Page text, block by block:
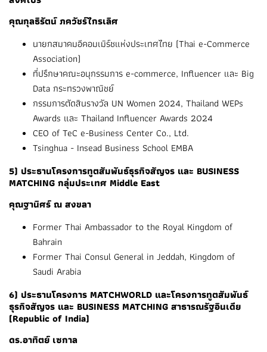
คุณกุลธิรัตน์ ภควัชร์ไกรเลิศ
นายกสมาคมอีคอมเมิร์ชแห่งประเทศไทย (Thai e-Commerce
Association)
ที่ปรึกษาคณะอนุกรรมการ e-commerce, Influencer และ Big
Data กระทรวงพาณิชย์
กรรมการตัดสินรางวัล UN Women 2024, Thailand WEPs
Awards และ Thailand Influencer Awards 2024
CEO of TeC e-Business Center Co., Ltd.
Tsinghua - Insead Business School EMBA
5) ประธานโครงการทูตสัมพันธ์ธุรกิจสัญจร และ BUSINESS
MATCHING กลุ่มประเทศ Middle East
คุณฐานิศร์ ณ สงขลา
Former Thai Ambassador to the Royal Kingdom of
Bahrain
Former Thai Consul General in Jeddah, Kingdom of
Saudi Arabia
6) ประธานโครงการ MATCHWORLD และโครงการทูตสัมพันธ์
ธุรกิจสัญจร และ BUSINESS MATCHING สาธารณรัฐอินเดีย
(Republic of India)
ดร.อาทิตย์ เซกาล